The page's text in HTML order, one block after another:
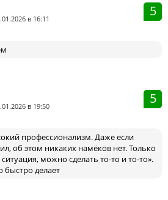
в 16:11 5
в 19:50 5
профессионализм. Даже если
об этом никаких намёков нет. Только
можно сделать то-то и то-то».
делает